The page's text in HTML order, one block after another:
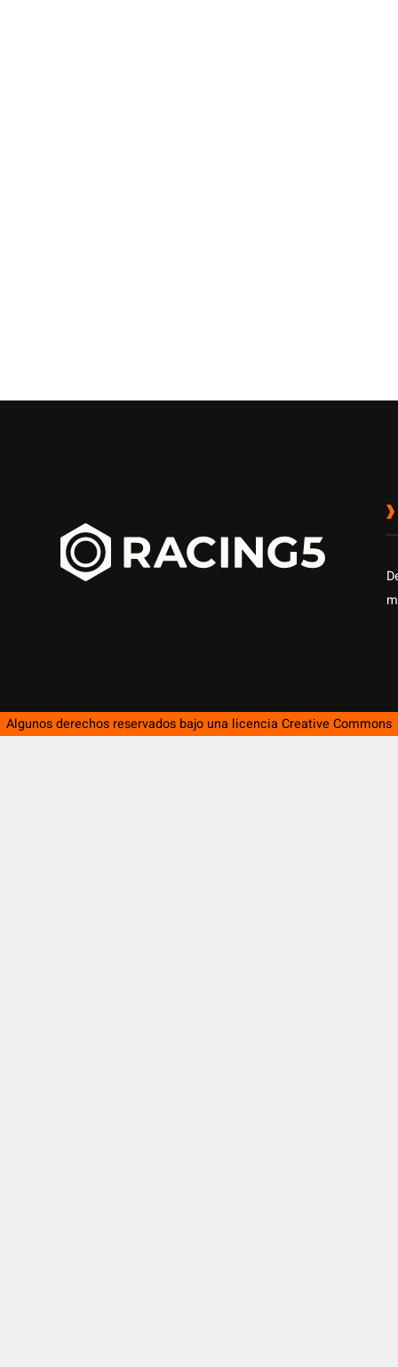
Algunos derechos reservados bajo una licencia Creative Commons